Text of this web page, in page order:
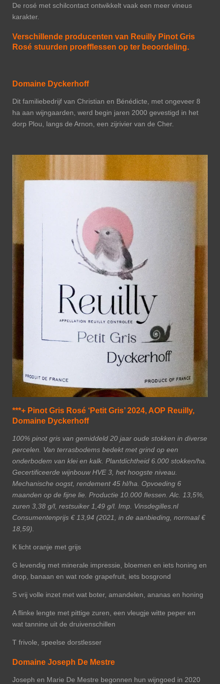
De rosé met schilcontact ontwikkelt vaak een meer vineus
karakter.
Verschillende producenten van Reuilly Pinot Gris
Rosé stuurden proefflessen op ter beoordeling.
Domaine Dyckerhoff
Dit familiebedrijf van Christian en Bénédicte, met ongeveer 8
ha aan wijngaarden, werd begin jaren 2000 gevestigd in het
dorp Plou, langs de Arnon, een zijrivier van de Cher.
***+ Pinot Gris Rosé ‘Petit Gris’ 2024, AOP Reuilly,
Domaine Dyckerhoff
100% pinot gris van gemiddeld 20 jaar oude stokken in diverse
percelen. Van terrasbodems bedekt met grind op een
onderbodem van klei en kalk. Plantdichtheid 6.000 stokken/ha.
Gecertificeerde wijnbouw HVE 3, het hoogste niveau.
Mechanische oogst, rendement 45 hl/ha. Opvoeding 6
maanden op de fijne lie. Productie 10.000 flessen. Alc. 13,5%,
zuren 3,38 g/l, restsuiker 1,49 g/l. Imp. Vinsdegilles.nl
Consumentenprijs € 13,94 (2021, in de aanbieding, normaal €
18,59).
K licht oranje met grijs
G levendig met minerale impressie, bloemen en iets honing en
drop, banaan en wat rode grapefruit, iets bosgrond
S vrij volle inzet met wat boter, amandelen, ananas en honing
A flinke lengte met pittige zuren, een vleugje witte peper en
wat tannine uit de druivenschillen
T frivole, speelse dorstlesser
Domaine Joseph De Mestre
Joseph en Marie De Mestre begonnen hun wijngoed in 2020